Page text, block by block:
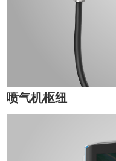
喷气机枢纽